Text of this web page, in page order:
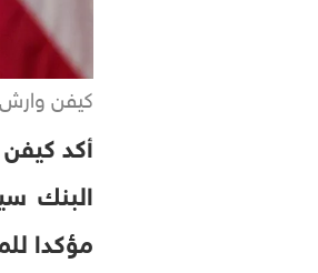
كيفن وارش
أكد
البنك
مؤكدا